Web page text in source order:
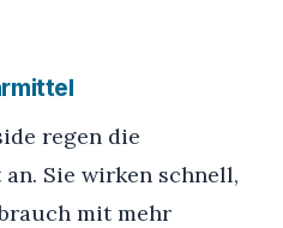
regen die
Sie wirken schnell,
mit mehr